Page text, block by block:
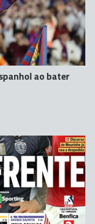
ao bater